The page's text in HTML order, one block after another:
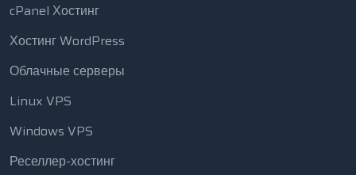
cPanel Хостинг
Хостинг WordPress
Облачные серверы
Linux VPS
Windows VPS
Реселлер-хостинг